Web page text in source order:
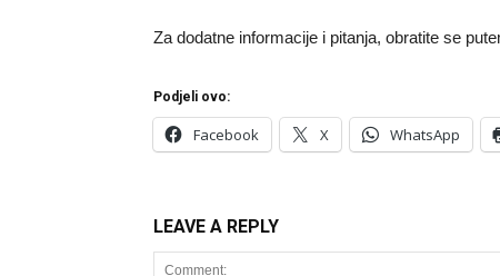
Za dodatne informacije i pitanja, obratite se
Podjeli ovo:
Facebook X WhatsApp
LEAVE A REPLY